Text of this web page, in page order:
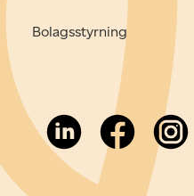
Bolagsstyrning